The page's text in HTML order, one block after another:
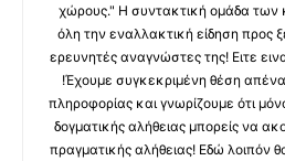
χώρους." Η συντακτική ομάδα των
όλη την εναλλακτική είδηση προς
ερευνητές αναγνώστες της! Ειτε
!Έχουμε συγκεκριμένη θέση
πληροφορίας και γνωρίζουμε ότι
δογματικής αλήθειας μπορείς να
πραγματικής αλήθειας! Εδώ λοιπόν